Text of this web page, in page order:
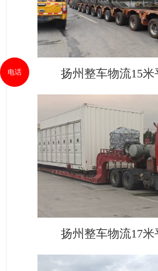
扬州整车物流15
扬州整车物流17
电话